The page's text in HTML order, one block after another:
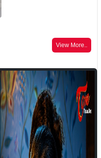
View More..